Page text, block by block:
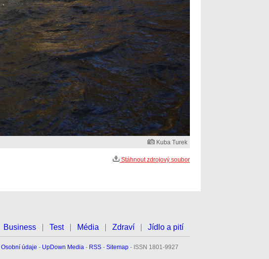
Kuba Turek
Stáhnout zdrojový soubor
Business Test Média Zdraví Jídlo a pití
Osobní údaje - UpDown Media - RSS - Sitemap - ISSN 1801-9927